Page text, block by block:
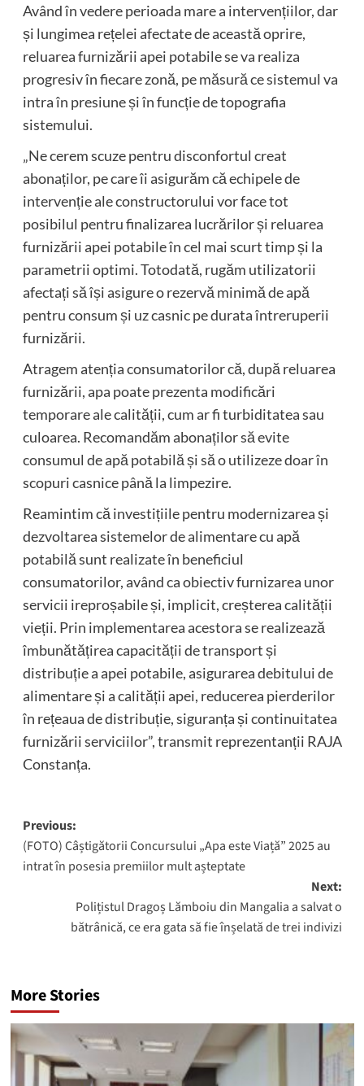
Având în vedere perioada mare a intervențiilor, dar
și lungimea rețelei afectate de această oprire,
reluarea furnizării apei potabile se va realiza
progresiv în fiecare zonă, pe măsură ce sistemul va
intra în presiune și în funcție de topografia
sistemului.
„Ne cerem scuze pentru disconfortul creat
abonaților, pe care îi asigurăm că echipele de
intervenție ale constructorului vor face tot
posibilul pentru finalizarea lucrărilor și reluarea
furnizării apei potabile în cel mai scurt timp și la
parametrii optimi. Totodată, rugăm utilizatorii
afectați să își asigure o rezervă minimă de apă
pentru consum și uz casnic pe durata întreruperii
furnizării.
Atragem atenția consumatorilor că, după reluarea
furnizării, apa poate prezenta modificări
temporare ale calității, cum ar fi turbiditatea sau
culoarea. Recomandăm abonaților să evite
consumul de apă potabilă și să o utilizeze doar în
scopuri casnice până la limpezire.
Reamintim că investițiile pentru modernizarea și
dezvoltarea sistemelor de alimentare cu apă
potabilă sunt realizate în beneficiul
consumatorilor, având ca obiectiv furnizarea unor
servicii ireproșabile și, implicit, creșterea calității
vieții. Prin implementarea acestora se realizează
îmbunătățirea capacității de transport și
distribuție a apei potabile, asigurarea debitului de
alimentare și a calității apei, reducerea pierderilor
în rețeaua de distribuție, siguranța și continuitatea
furnizării serviciilor”, transmit reprezentanții RAJA
Constanța.
Post
navigation
Previous:
(FOTO) Câștigătorii Concursului „Apa este Viață” 2025 au
intrat în posesia premiilor mult așteptate
Next:
Polițistul Dragoș Lămboiu din Mangalia a salvat o
bătrânică, ce era gata să fie înșelată de trei indivizi
More Stories